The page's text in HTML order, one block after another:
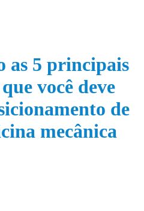
as 5 principais
você deve
de
mecânica